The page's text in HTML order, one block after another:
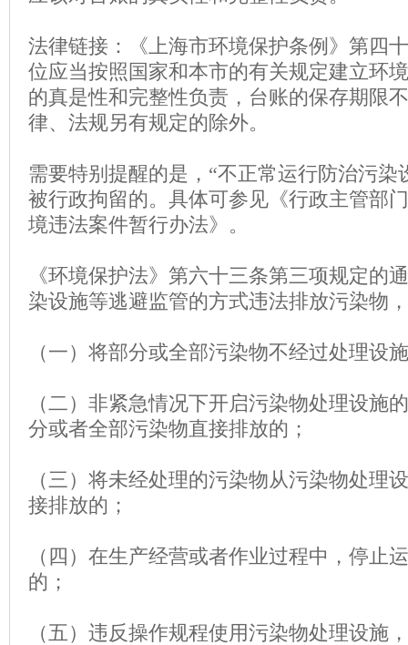
法律链接：《上海市环境保护条例》第四
位应当按照国家和本市的有关规定建立环
的真是性和完整性负责，台账的保存期限
律、法规另有规定的除外。
需要特别提醒的是，“不正常运行防治污染
被行政拘留的。具体可参见《行政主管部
境违法案件暂行办法》。
《环境保护法》第六十三条第三项规定的
染设施等逃避监管的方式违法排放污染物
（一）将部分或全部污染物不经过处理设
（二）非紧急情况下开启污染物处理设施
分或者全部污染物直接排放的；
（三）将未经处理的污染物从污染物处理
接排放的；
（四）在生产经营或者作业过程中，停止
的；
（五）违反操作规程使用污染物处理设施